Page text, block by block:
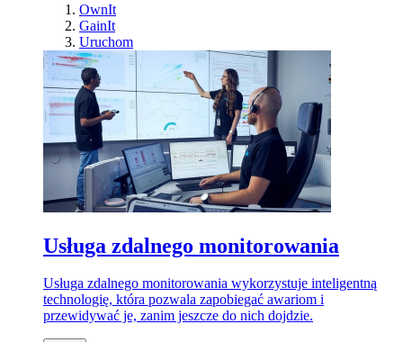
OwnIt
GainIt
Uruchom
Usługa zdalnego monitorowania
Usługa zdalnego monitorowania wykorzystuje inteligentną
technologię, która pozwala zapobiegać awariom i
przewidywać je, zanim jeszcze do nich dojdzie.